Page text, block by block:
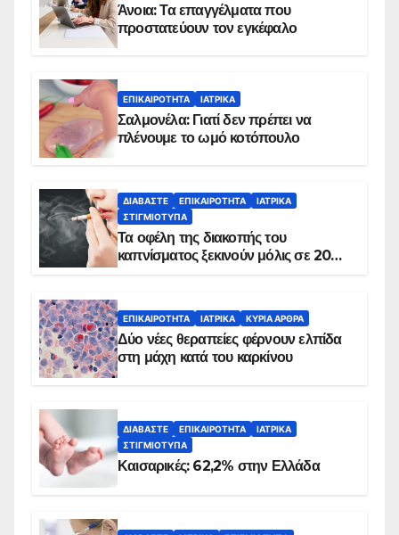
Άνοια: Τα επαγγέλματα που
προστατεύουν τον εγκέφαλο
ΕΠΙΚΑΙΡΌΤΗΤΑ ΙΑΤΡΙΚΆ
Σαλμονέλα: Γιατί δεν πρέπει να
πλένουμε το ωμό κοτόπουλο
ΔΙΑΒΆΣΤΕ ΕΠΙΚΑΙΡΌΤΗΤΑ
ΙΑΤΡΙΚΆ
ΣΤΙΓΜΙΌΤΥΠΑ
Τα οφέλη της διακοπής του
καπνίσματος ξεκινούν μόλις σε 20
ΕΠΙΚΑΙΡΌΤΗΤΑ ΙΑΤΡΙΚΆ ΚΥΡΙΑ ΑΡΘΡΑ
Δύο νέες θεραπείες φέρνουν ελπίδα
στη μάχη κατά του καρκίνου
ΔΙΑΒΆΣΤΕ ΕΠΙΚΑΙΡΌΤΗΤΑ
ΙΑΤΡΙΚΆ
ΣΤΙΓΜΙΌΤΥΠΑ
Καισαρικές: 62,2% στην Ελλάδα